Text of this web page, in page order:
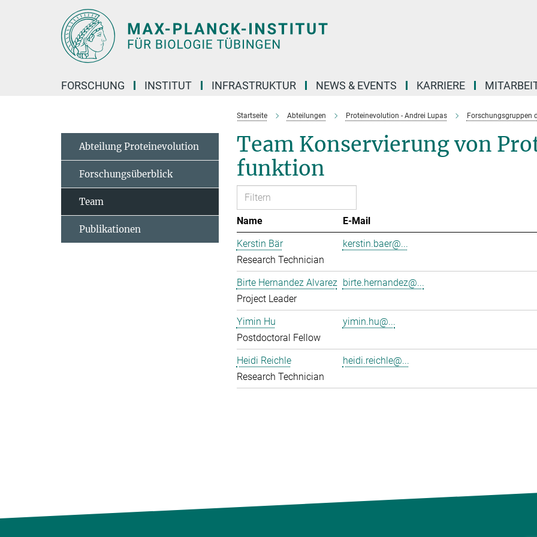
FORSCHUNG INSTITUT INFRASTRUKTUR NEWS & EVENTS KARRIERE
Startseite Abteilungen Proteinevolution - Andrei Lupas Forschungsgruppen
Team Konservierung von
funktion
Name
E-Mail
Kerstin Bär
Research Technician
kerstin.baer@...
Birte Hernandez Alvarez
Project Leader
birte.hernandez@...
Yimin Hu
Postdoctoral Fellow
yimin.hu@...
Heidi Reichle
Research Technician
heidi.reichle@...
Abteilung Proteinevolution
Forschungsüberblick
Team
Publikationen